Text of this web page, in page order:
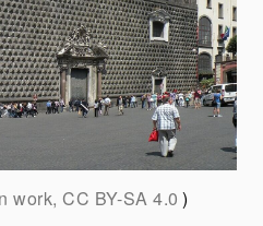
work, CC BY-SA 4.0 )